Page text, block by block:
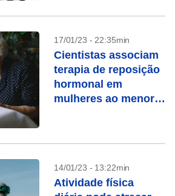
17/01/23 - 22:35min
Cientistas associam
terapia de reposição
hormonal em
mulheres ao menor
14/01/23 - 13:22min
Atividade física